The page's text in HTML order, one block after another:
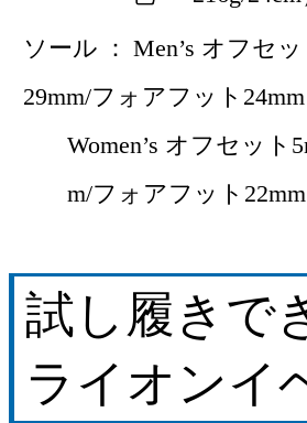
ソール
Men’s オフセ
29mm/フォアフット24mm
Women’s オフセット
m/フォアフット22mm
試し履きで
ライオンイ